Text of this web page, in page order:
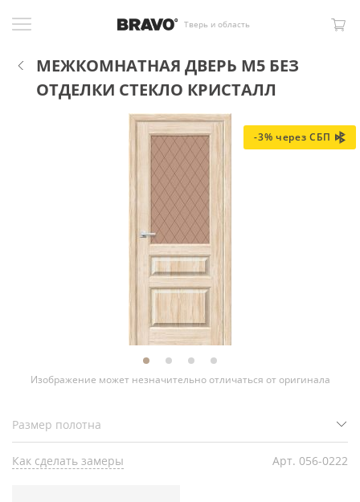
Тверь и область
МЕЖКОМНАТНАЯ ДВЕРЬ М5 БЕЗ
ОТДЕЛКИ СТЕКЛО КРИСТАЛЛ
-3% через СБП
Изображение может незначительно отличаться от оригинала
Как сделать замеры Арт. 056-0222